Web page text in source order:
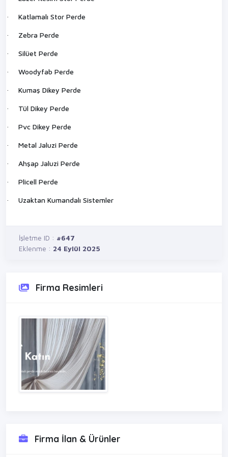
· Katlamalı Stor Perde
· Zebra Perde
· Silüet Perde
· Woodyfab Perde
· Kumaş Dikey Perde
· Tül Dikey Perde
· Pvc Dikey Perde
· Metal Jaluzi Perde
· Ahşap Jaluzi Perde
· Plicell Perde
· Uzaktan Kumandalı Sistemler
İşletme ID : #647
Eklenme : 24 Eylül 2025
Firma Resimleri
Firma İlan & Ürünler